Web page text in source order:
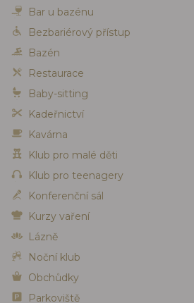
Bar u bazénu
Bezbariérový přístup
Bazén
Restaurace
Baby-sitting
Kadeřnictví
Kavárna
Klub pro malé děti
Klub pro teenagery
Konferenční sál
Kurzy vaření
Lázně
Noční klub
Obchůdky
Parkoviště